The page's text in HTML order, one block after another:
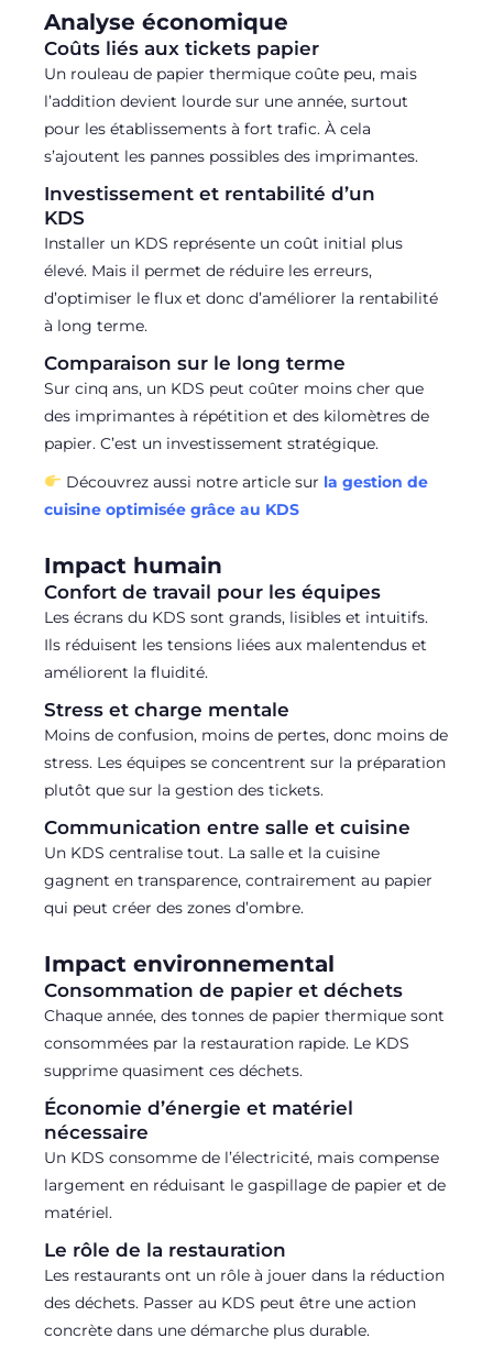
Analyse économique
Coûts liés aux tickets papier
Un rouleau de papier thermique coûte peu, mais
l’addition devient lourde sur une année, surtout
pour les établissements à fort trafic. À cela
s’ajoutent les pannes possibles des imprimantes.
Investissement et rentabilité d’un
KDS
Installer un KDS représente un coût initial plus
élevé. Mais il permet de réduire les erreurs,
d’optimiser le flux et donc d’améliorer la rentabilité
à long terme.
Comparaison sur le long terme
Sur cinq ans, un KDS peut coûter moins cher que
des imprimantes à répétition et des kilomètres de
papier. C’est un investissement stratégique.
Découvrez aussi notre article sur la gestion de
cuisine optimisée grâce au KDS
Impact humain
Confort de travail pour les équipes
Les écrans du KDS sont grands, lisibles et intuitifs.
Ils réduisent les tensions liées aux malentendus et
améliorent la fluidité.
Stress et charge mentale
Moins de confusion, moins de pertes, donc moins de
stress. Les équipes se concentrent sur la préparation
plutôt que sur la gestion des tickets.
Communication entre salle et cuisine
Un KDS centralise tout. La salle et la cuisine
gagnent en transparence, contrairement au papier
qui peut créer des zones d’ombre.
Impact environnemental
Consommation de papier et déchets
Chaque année, des tonnes de papier thermique sont
consommées par la restauration rapide. Le KDS
supprime quasiment ces déchets.
Économie d’énergie et matériel
nécessaire
Un KDS consomme de l’électricité, mais compense
largement en réduisant le gaspillage de papier et de
matériel.
Le rôle de la restauration
Les restaurants ont un rôle à jouer dans la réduction
des déchets. Passer au KDS peut être une action
concrète dans une démarche plus durable.